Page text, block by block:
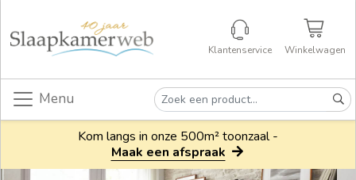
Klantenservice Winkelwagen
Menu
Kom langs in onze 500m² toonzaal -
Maak een afspraak